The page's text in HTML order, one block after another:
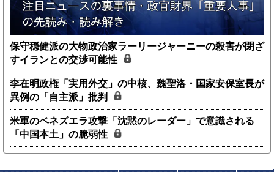
保守穏健派の大物政治家ラーリージャーニーの殺害が閉ざ
すイランとの交渉可能性
李在明政権「実用外交」の中核、魏聖洛・国家安保室長が
異例の「自主派」批判
米軍のベネズエラ攻撃「沈黙のレーダー」で意識される
「中国本土」の脆弱性